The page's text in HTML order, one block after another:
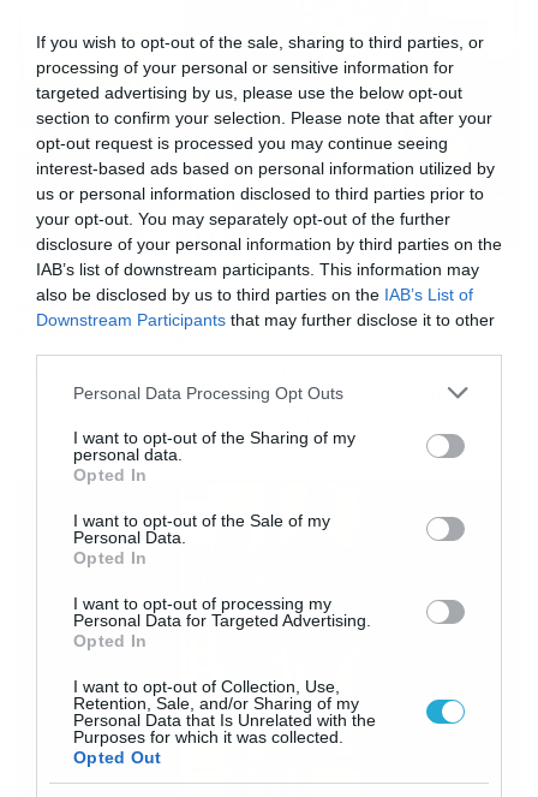
If you wish to opt-out of the sale, sharing to third parties, or
processing of your personal or sensitive information for
targeted advertising by us, please use the below opt-out
section to confirm your selection. Please note that after your
opt-out request is processed you may continue seeing
interest-based ads based on personal information utilized by
us or personal information disclosed to third parties prior to
your opt-out. You may separately opt-out of the further
disclosure of your personal information by third parties on the
IAB’s list of downstream participants. This information may
also be disclosed by us to third parties on the IAB’s List of
Downstream Participants that may further disclose it to other
Please note that this website/app uses one or more Google
not limited to your visit or usage behaviour. You may click to
grant or deny consent to Google and its third-party tags to
use your data for below specified purposes in below Google
consent section.
Personal Data Processing Opt Outs
I want to opt-out of the Sharing of my
personal data.
Opted In
I want to opt-out of the Sale of my
Personal Data.
Opted In
I want to opt-out of processing my
Personal Data for Targeted Advertising.
Opted In
I want to opt-out of Collection, Use,
Retention, Sale, and/or Sharing of my
Personal Data that Is Unrelated with the
Purposes for which it was collected.
Opted Out
23/02/2021 21:09
Η απώλεια που βύθισε στην θλίψη την
Ελένη Φουρέιρα
οποία μέσω του λογαριασμού της στο Instagram
pop star πόσταρε ένα αποχαιρετιστήριο μήνυμα στην
προσωπική της σελίδα και διάφορες φωτογραφίες με
την ίδια αγκαλιά με το αγαπημένο της Sharpei. «Πονάει η
καρδιά μου που δεν θα σε ξανά […]